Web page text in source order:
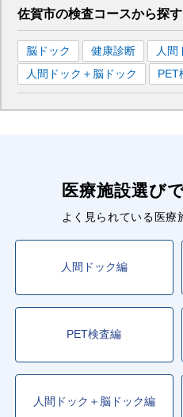
佐賀市の検査コースから探す
脳ドック 健康診断
人間
人間ドック＋脳ドック
PET
医療施設選び
よく見られている医療
人間ドック編
PET検査編
人間ドック＋脳ドック編